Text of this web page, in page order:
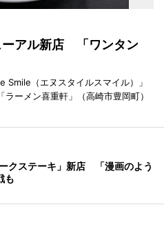
ーアル新店 「ワンタン
（エヌスタイルスマイル）」
ラーメン喜重軒」（高崎市豊岡町）
クステーキ」新店 「漫画のよう
も